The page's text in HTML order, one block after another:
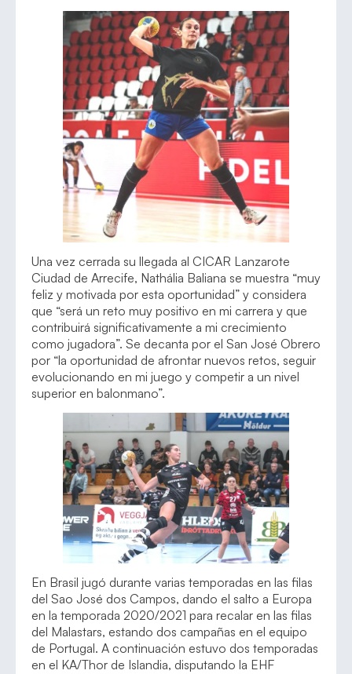
Una vez cerrada su llegada al CICAR Lanzarote
Ciudad de Arrecife, Nathália Baliana se muestra “muy
feliz y motivada por esta oportunidad” y considera
que “será un reto muy positivo en mi carrera y que
contribuirá significativamente a mi crecimiento
como jugadora”. Se decanta por el San José Obrero
por “la oportunidad de afrontar nuevos retos, seguir
evolucionando en mi juego y competir a un nivel
superior en balonmano”.
En Brasil jugó durante varias temporadas en las filas
del Sao José dos Campos, dando el salto a Europa
en la temporada 2020/2021 para recalar en las filas
del Malastars, estando dos campañas en el equipo
de Portugal. A continuación estuvo dos temporadas
en el KA/Thor de Islandia, disputando la EHF